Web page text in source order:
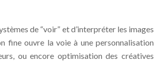
de “voir” et d’interpréter les images
fine ouvre la voie à une personnalisation
ou encore optimisation des créatives